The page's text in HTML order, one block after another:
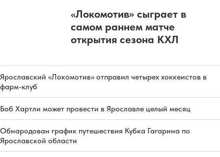
«Локомотив» сыграет в
самом раннем матче
открытия сезона КХЛ
Ярославский «Локомотив» отправил четырех хоккеистов в
фарм-клуб
Боб Хартли может провести в Ярославле целый месяц
Обнародован график путешествия Кубка Гагарина по
Ярославской области